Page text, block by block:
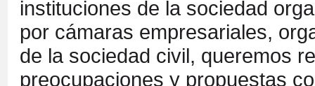
instituciones de la sociedad
por cámaras empresariales,
de la sociedad civil, queremos
preocupaciones y propuestas